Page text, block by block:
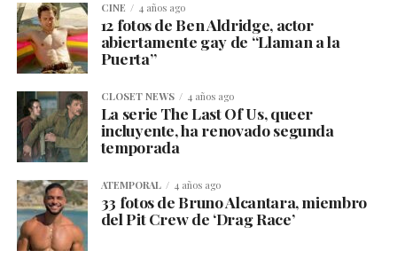
CINE 4 años ago
12 fotos de Ben Aldridge, actor
abiertamente gay de “Llaman a la
Puerta”
CLOSET NEWS 4 años ago
La serie The Last Of Us, queer
incluyente, ha renovado segunda
temporada
ATEMPORAL 4 años ago
33 fotos de Bruno Alcantara, miembro
del Pit Crew de ‘Drag Race’